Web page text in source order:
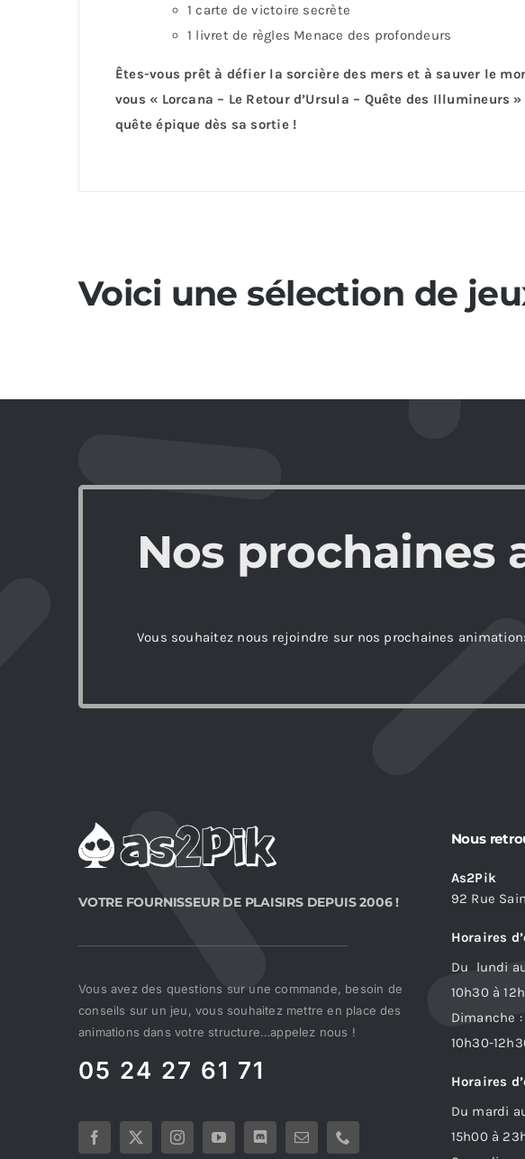
1 carte de victoire secrète
1 livret de règles Menace des profondeurs
Êtes-vous prêt à défier la sorcière des mers et à sauver le
vous « Lorcana – Le Retour d’Ursula – Quête des Illumineurs
quête épique dès sa sortie !
Voici une sélection de
Nos prochaines
Vous souhaitez nous rejoindre sur nos prochaines
VOTRE FOURNISSEUR DE PLAISIRS DEPUIS 2006 !
Vous avez des questions sur une commande, besoin de
conseils sur un jeu, vous souhaitez mettre en place des
animations dans votre structure…appelez nous !
05 24 27 61 71
Nous
As2Pik
92 Rue
Horaires
Du lundi
10h30 à
Dimanche :
10h30-
Horaires
Du mardi
15h00 à